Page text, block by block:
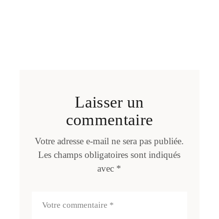
Laisser un
commentaire
Votre adresse e-mail ne sera pas publiée.
Les champs obligatoires sont indiqués
avec *